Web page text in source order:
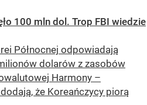
100 mln dol. Trop FBI wiedzie
Północnej odpowiadają
dolarów z zasobów
Harmony –
że Koreańczycy piorą